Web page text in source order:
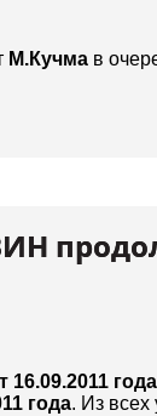
М.Кучма в
16.09.2011 года
года. Из всех